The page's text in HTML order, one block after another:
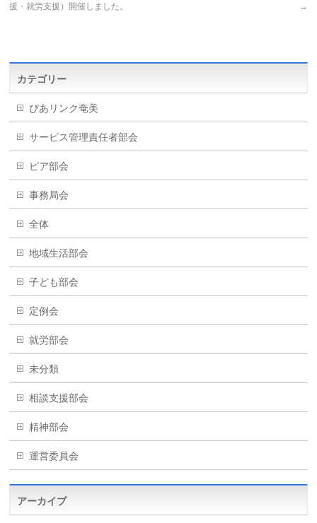
援・就労支援）開催しました。
→
カテゴリー
ぴあリンク奄美
サービス管理責任者部会
ピア部会
事務局会
全体
地域生活部会
子ども部会
定例会
就労部会
未分類
相談支援部会
精神部会
運営委員会
アーカイブ